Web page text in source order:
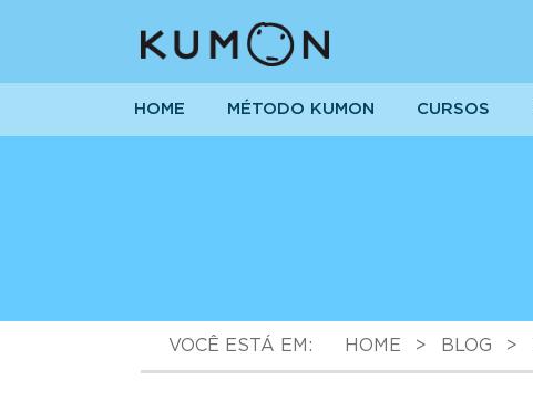
HOME MÉTODO KUMON CURSOS
VOCÊ ESTÁ EM: HOME > BLOG >